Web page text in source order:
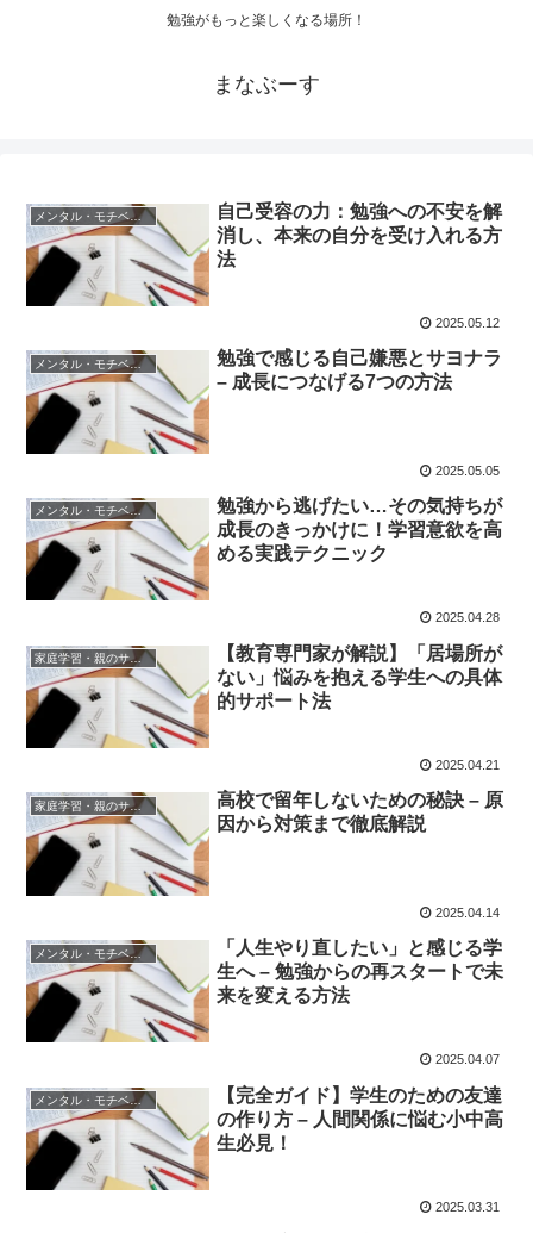
勉強がもっと楽しくなる場所！
まなぶーす
メンタル・モチベーション
自己受容の力：勉強への不安を解
消し、本来の自分を受け入れる方
法
2025.05.12
メンタル・モチベーション
勉強で感じる自己嫌悪とサヨナラ
– 成長につなげる7つの方法
2025.05.05
メンタル・モチベーション
勉強から逃げたい…その気持ちが
成長のきっかけに！学習意欲を高
める実践テクニック
2025.04.28
家庭学習・親のサポート
【教育専門家が解説】「居場所が
ない」悩みを抱える学生への具体
的サポート法
2025.04.21
家庭学習・親のサポート
高校で留年しないための秘訣 – 原
因から対策まで徹底解説
2025.04.14
メンタル・モチベーション
「人生やり直したい」と感じる学
生へ – 勉強からの再スタートで未
来を変える方法
2025.04.07
メンタル・モチベーション
【完全ガイド】学生のための友達
の作り方 – 人間関係に悩む小中高
生必見！
2025.03.31